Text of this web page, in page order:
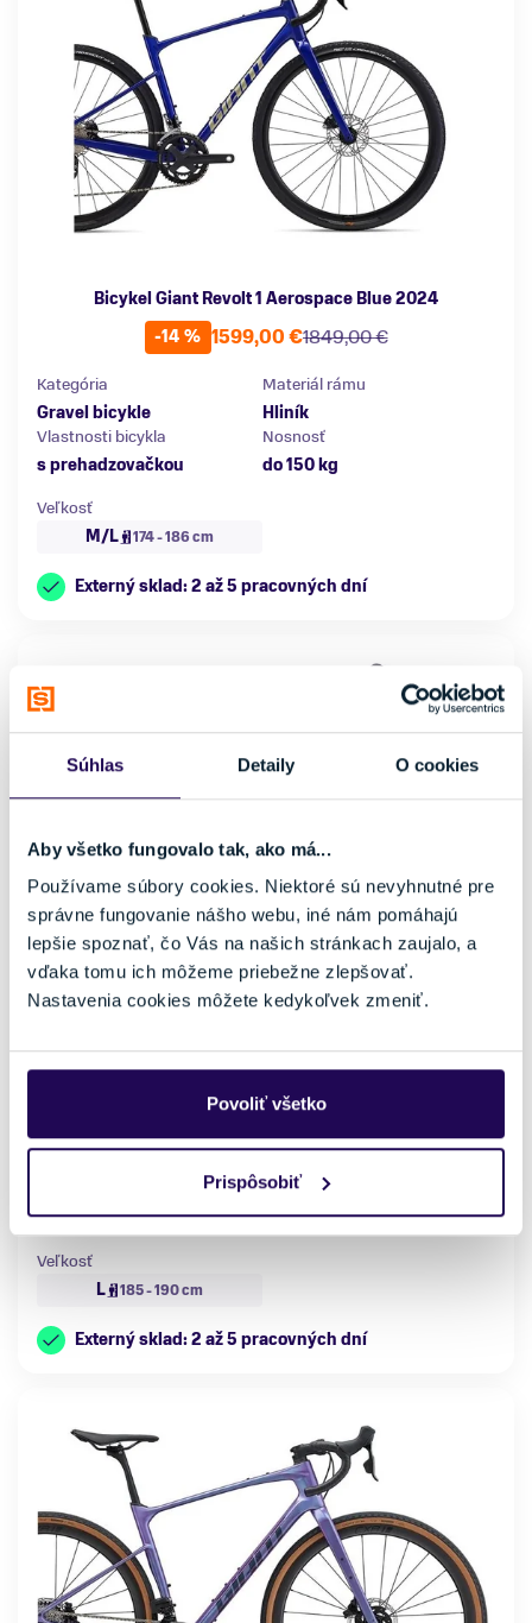
Súhlas Detaily O cookies
Aby všetko fungovalo tak, ako má...
Používame súbory cookies. Niektoré sú nevyhnutné pre
správne fungovanie nášho webu, iné nám pomáhajú
lepšie spoznať, čo Vás na našich stránkach zaujalo, a
vďaka tomu ich môžeme priebežne zlepšovať.
Nastavenia cookies môžete kedykoľvek zmeniť.
Povoliť všetko
Prispôsobiť
Bicykel Giant Revolt 1 Aerospace Blue 2024
-14 %
1849,00 €
1599,00 €
Kategória
Gravel bicykle
Materiál rámu
Hliník
Vlastnosti bicykla
s prehadzovačkou
Nosnosť
do 150 kg
Veľkosť
M/L
174 - 186 cm
Externý sklad: 2 až 5 pracovných dní
2024
1899,99 €
1499,99 €
Kategória
Materiál rámu
s prehadzovačkou
Nosnosť
do 150 kg
Veľkosť
L
185 - 190 cm
Externý sklad: 2 až 5 pracovných dní